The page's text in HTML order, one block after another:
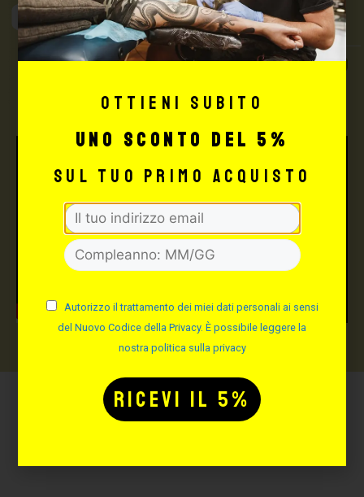
Max Signorello
Tattoo Supply
TUTTO PER IL TUO
Potrebbe interessarti
Ottieni subito
uno sconto del 5%
sul tuo primo acquisto
Autorizzo il trattamento dei miei dati personali ai sensi
del Nuovo Codice della Privacy. È possibile leggere la
nostra politica sulla privacy